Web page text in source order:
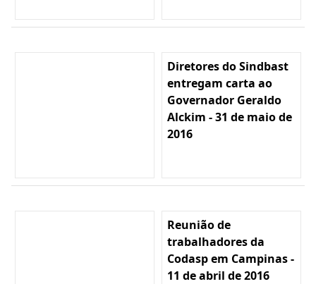
Diretores do Sindbast
entregam carta ao
Governador Geraldo
Alckim - 31 de maio de
2016
Reunião de
trabalhadores da
Codasp em Campinas -
11 de abril de 2016